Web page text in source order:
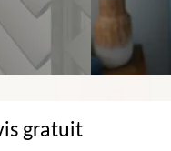
gratuit